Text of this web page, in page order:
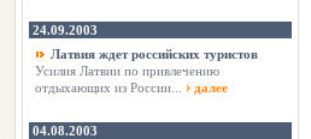
24.09.2003
Латвия ждет российских туристов
Усилия Латвии по привлечению
отдыхающих из России...
далее
04.08.2003